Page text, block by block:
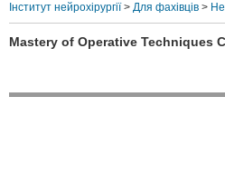
Інститут нейрохірургії> Для фахівців >
Mastery of Operative Techniques